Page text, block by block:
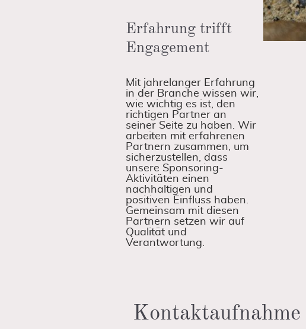
Erfahrung trifft
Engagement
Mit jahrelanger Erfahrung
in der Branche wissen wir,
wie wichtig es ist, den
richtigen Partner an
seiner Seite zu haben. Wir
arbeiten mit erfahrenen
Partnern zusammen, um
sicherzustellen, dass
unsere Sponsoring-
Aktivitäten einen
nachhaltigen und
positiven Einfluss haben.
Gemeinsam mit diesen
Partnern setzen wir auf
Qualität und
Verantwortung.